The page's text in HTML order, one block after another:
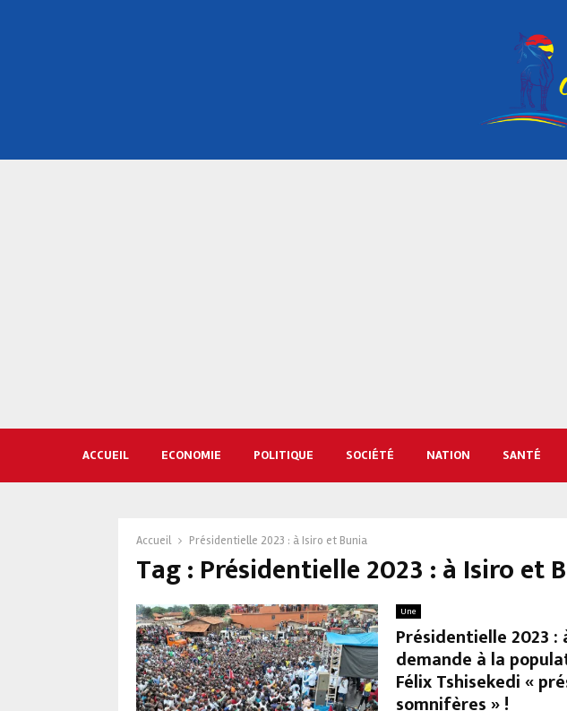
ACCUEIL ECONOMIE POLITIQUE SOCIÉTÉ NATION SANTÉ
Accueil Présidentielle 2023 : à Isiro et Bunia
Tag : Présidentielle 2023 : à Isiro et
Une
Présidentielle 2023
demande à la
Félix Tshisekedi «